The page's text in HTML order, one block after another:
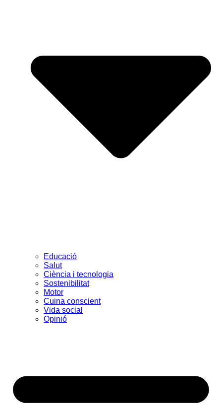
Educació
Salut
Ciència i tecnologia
Sostenibilitat
Motor
Cuina conscient
Vida social
Opinió